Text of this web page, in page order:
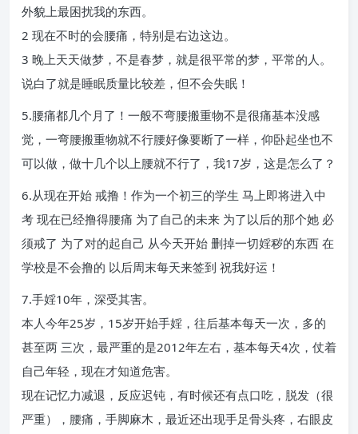
外貌上最困扰我的东西。
2 现在不时的会腰痛，特别是右边这边。
3 晚上天天做梦，不是春梦，就是很平常的梦，平常的人。
说白了就是睡眠质量比较差，但不会失眠！
5.腰痛都几个月了！一般不弯腰搬重物不是很痛基本没感
觉，一弯腰搬重物就不行腰好像要断了一样，仰卧起坐也不
可以做，做十几个以上腰就不行了，我17岁，这是怎么了？
6.从现在开始 戒撸！作为一个初三的学生 马上即将进入中
考 现在已经撸得腰痛 为了自己的未来 为了以后的那个她 必
须戒了 为了对的起自己 从今天开始 删掉一切婬秽的东西 在
学校是不会撸的 以后周末每天来签到 祝我好运！
7.手婬10年，深受其害。
本人今年25岁，15岁开始手婬，往后基本每天一次，多的
甚至两 三次，最严重的是2012年左右，基本每天4次，仗着
自己年轻，现在才知道危害。
现在记忆力减退，反应迟钝，有时候还有点口吃，脱发（很
严重），腰痛，手脚麻木，最近还出现手足骨头疼，右眼皮